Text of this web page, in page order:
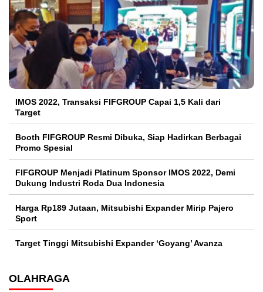
IMOS 2022, Transaksi FIFGROUP Capai 1,5 Kali dari
Target
Booth FIFGROUP Resmi Dibuka, Siap Hadirkan Berbagai
Promo Spesial
FIFGROUP Menjadi Platinum Sponsor IMOS 2022, Demi
Dukung Industri Roda Dua Indonesia
Harga Rp189 Jutaan, Mitsubishi Expander Mirip Pajero
Sport
Target Tinggi Mitsubishi Expander ‘Goyang’ Avanza
OLAHRAGA